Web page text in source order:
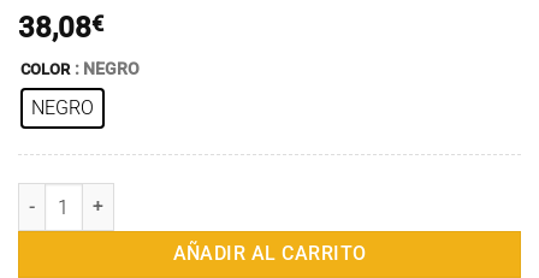
38,08€
COLOR : NEGRO
NEGRO
Mochila pequeña multifunción para hombre, bolso de pecho
AÑADIR AL CARRITO